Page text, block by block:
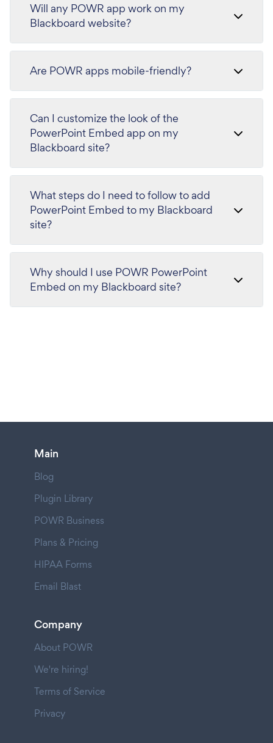
Will any POWR app work on my
Blackboard website?
Are POWR apps mobile-friendly?
Can I customize the look of the
PowerPoint Embed app on my
Blackboard site?
What steps do I need to follow to add
PowerPoint Embed to my Blackboard
site?
Why should I use POWR PowerPoint
Embed on my Blackboard site?
Main
Blog
Plugin Library
POWR Business
Plans & Pricing
HIPAA Forms
Email Blast
Company
About POWR
We're hiring!
Terms of Service
Privacy